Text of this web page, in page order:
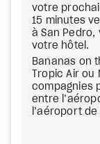
votre
15 minutes
à San
votre hôtel.
Bananas on
Tropic Air ou
compagnies
entre
l’aéroport